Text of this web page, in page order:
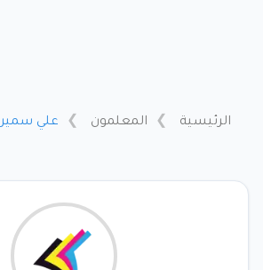
الرئيسية المعلمون علي سمير